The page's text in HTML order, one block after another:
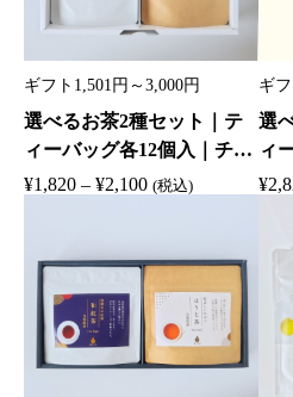
ギフト1,501円～3,000円
選べるお茶2種セット｜テ
ィーバッグ各12個入｜チャ
ック付き袋｜日本茶ギフト
¥1,820 – ¥2,100価
:
¥
,
(税込)
ギ
選
ィ
紙
¥